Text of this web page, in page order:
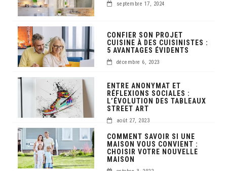
septembre 17, 2024
CONFIER SON PROJET
CUISINE À DES CUISINISTES :
5 AVANTAGES ÉVIDENTS
décembre 6, 2023
ENTRE ANONYMAT ET
RÉFLEXIONS SOCIALES :
L’ÉVOLUTION DES TABLEAUX
STREET ART
août 27, 2023
COMMENT SAVOIR SI UNE
MAISON VOUS CONVIENT :
CHOISIR VOTRE NOUVELLE
MAISON